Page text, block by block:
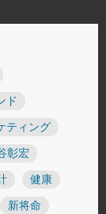
ド
ティング
彰宏
健康
新将命